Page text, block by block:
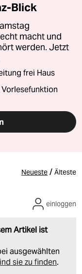
Blick
macht und
werden. Jetzt
frei Haus
Neueste / Älteste
Artikel ist
ausgewählten
sie zu finden.
einloggen